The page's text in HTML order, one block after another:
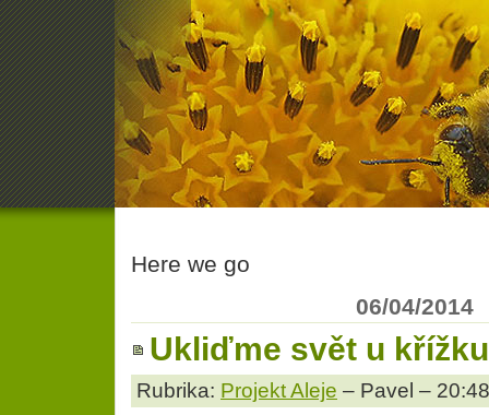
Here we go
06/04/2014
Ukliďme svět u
Rubrika: Projekt Aleje – Pavel – 20:48